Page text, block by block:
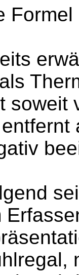
Formel
soweit